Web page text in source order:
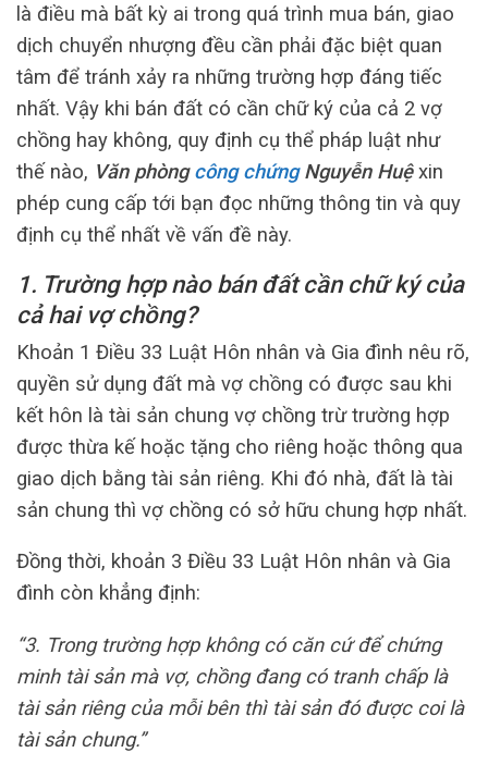
là điều mà bất kỳ ai trong quá trình mua bán, giao
dịch chuyển nhượng đều cần phải đặc biệt quan
tâm để tránh xảy ra những trường hợp đáng tiếc
nhất. Vậy khi bán đất có cần chữ ký của cả 2 vợ
chồng hay không, quy định cụ thể pháp luật như
thế nào, Văn phòngcông chứngNguyễn Huệxin
phép cung cấp tới bạn đọc những thông tin và quy
định cụ thể nhất về vấn đề này.
1. Trường hợp nào bán đất cần chữ ký của
cả hai vợ chồng?
Khoản 1 Điều 33 Luật Hôn nhân và Gia đình nêu rõ,
quyền sử dụng đất mà vợ chồng có được sau khi
kết hôn là tài sản chung vợ chồng trừ trường hợp
được thừa kế hoặc tặng cho riêng hoặc thông qua
giao dịch bằng tài sản riêng. Khi đó nhà, đất là tài
sản chung thì vợ chồng có sở hữu chung hợp nhất.
Đồng thời, khoản 3 Điều 33 Luật Hôn nhân và Gia
đình còn khẳng định:
“3. Trong trường hợp không có căn cứ để chứng
minh tài sản mà vợ, chồng đang có tranh chấp là
tài sản riêng của mỗi bên thì tài sản đó được coi là
tài sản chung.”